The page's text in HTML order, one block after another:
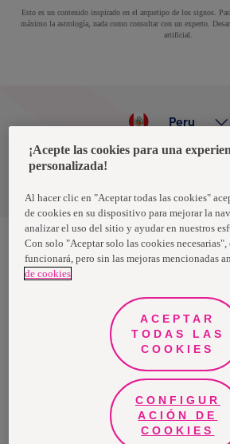
Esto es un contenido inspirado en el arquetipo de los signos.
máximo la astrología, nada como consultar con un experto.
artificial.
Política de privacidad
Peru
Nosotras, una marca de Essity - una
higiene y salud. Cada día, mil millones de
propósito es romper barreras por el bienestar
consumidores, pacientes, cuidadores,
general. Vendemos en aproximadamente 150
principales marcas globales TENA y Tork, así
como Actimove, Cutimed, JOBST, Knix,
Lotus, Modibodi, Nosotras, Saba, Tempo,
2024, Essity tuvo ventas de
euros y empleó a 36,000 personas. La sede
ubicada en Estocolmo, Suecia, y Essity
Más información enwww.essity.com.
¡Acepte las cookies para una
personalizada!
Al hacer clic en "Aceptar todas las cookies"
de cookies en su dispositivo para mejorar la
analizar el uso del sitio y ayudar en nuestros
Con solo "Aceptar solo las cookies
funcionará, pero sin las mejoras mencionadas
de cookies
ACEPTAR
TODAS LAS
COOKIES
CONFIGUR
ACIÓN DE
COOKIES